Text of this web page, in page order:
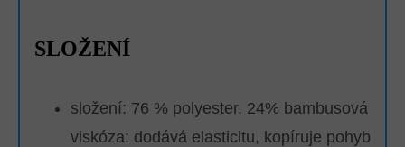
SLOŽENÍ
složení: 76 % polyester, 24% bambusová
viskóza: dodává elasticitu, kopíruje pohyb